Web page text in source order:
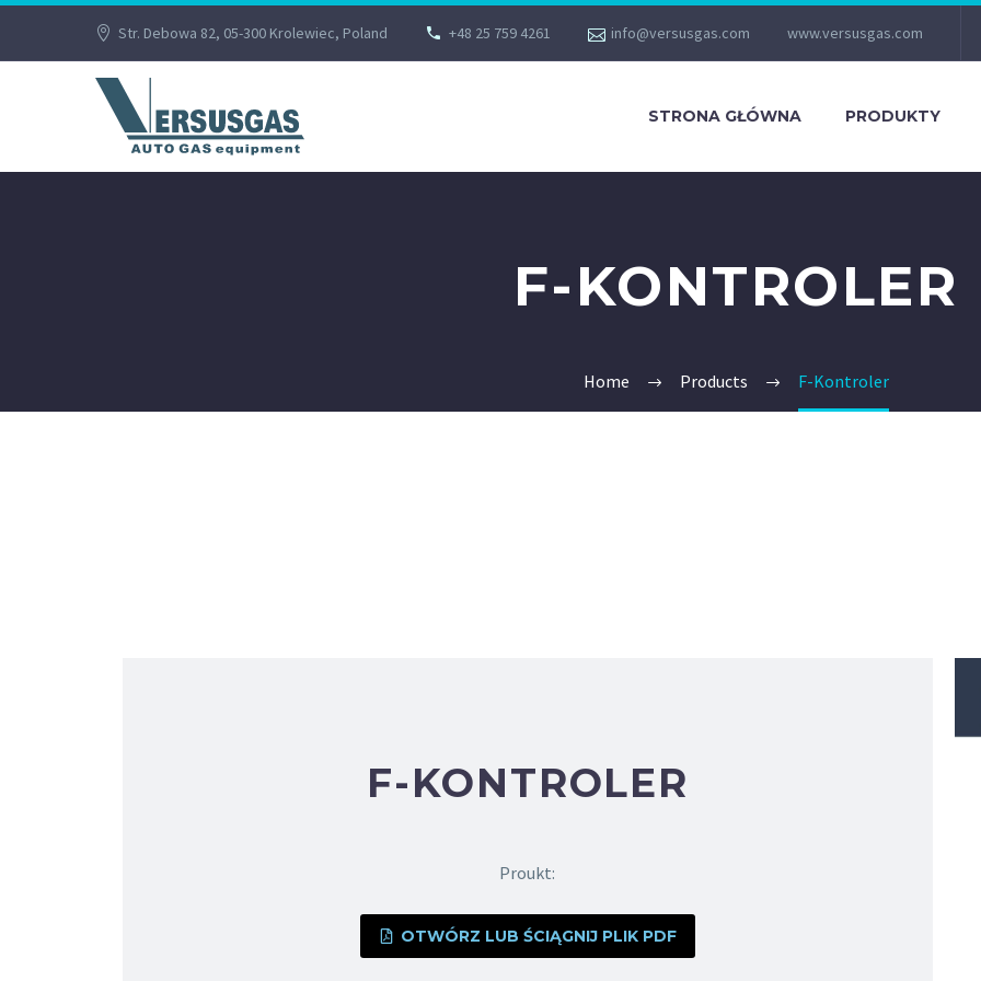
Str. Debowa 82, 05-300 Krolewiec, Poland +48 25 759 4261 info@versusgas.com www.versusgas.com
STRONA GŁÓWNA PRODUKTY
F-KONTROLER
Home Products F-Kontroler
F-KONTROLER
Proukt:
OTWÓRZ LUB ŚCIĄGNIJ PLIK PDF